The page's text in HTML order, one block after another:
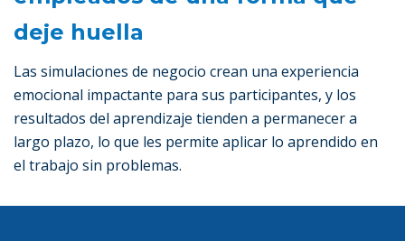
deje huella
Las simulaciones de negocio crean una experiencia
emocional impactante para sus participantes, y los
resultados del aprendizaje tienden a permanecer a
largo plazo, lo que les permite aplicar lo aprendido en
el trabajo sin problemas.